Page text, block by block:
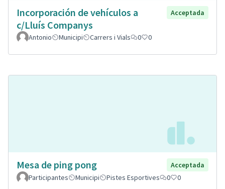
Incorporación de vehículos a
c/Lluís Companys
Acceptada
Antonio Municipi Carrers i Vials 0 0
Mesa de ping pong
Acceptada
Participantes
Municipi Pistes Esportives 0 0